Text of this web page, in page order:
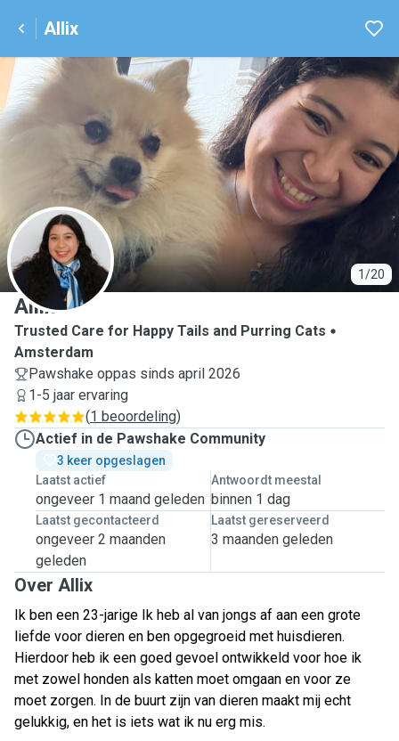
Allix
1/20
A
Allix
Trusted Care for Happy Tails and Purring Cats
Amsterdam
Pawshake oppas sinds april 2026
1-5 jaar ervaring
(1 beoordeling)
Actief in de Pawshake Community
3 keer opgeslagen
Laatst actief
ongeveer 1 maand geleden
Antwoordt meestal
binnen 1 dag
Laatst gecontacteerd
ongeveer 2 maanden
geleden
Laatst gereserveerd
3 maanden geleden
Over Allix
Ik ben een 23-jarige Ik heb al van jongs af aan een grote
liefde voor dieren en ben opgegroeid met huisdieren.
Hierdoor heb ik een goed gevoel ontwikkeld voor hoe ik
met zowel honden als katten moet omgaan en voor ze
moet zorgen. In de buurt zijn van dieren maakt mij echt
gelukkig, en het is iets wat ik nu erg mis.